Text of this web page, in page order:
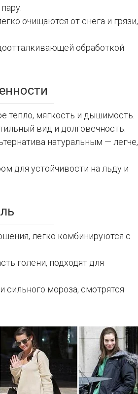
очищаются от снега и грязи,
обработкой
тепло, мягкость и дышимость.
вид и долговечность.
натуральным — легче,
для устойчивости на льду и
легко комбинируются с
голени, подходят для
сильного мороза, смотрятся